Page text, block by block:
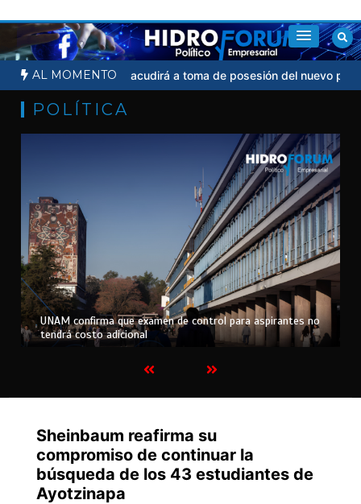
al
contenido
AL MOMENTO
Sheinbaum no acudirá a toma de posesión del nuevo
POLÍTICA
UNAM confirma que examen de control para aspirantes no
tendrá costo adicional
Sheinbaum reafirma su
compromiso de continuar la
búsqueda de los 43 estudiantes de
Ayotzinapa